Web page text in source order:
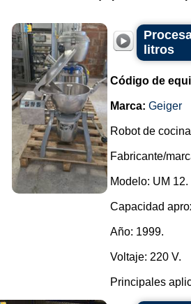
litros
Código de
Marca: Geiger
Robot de
Fabricante/
Modelo: UM 12.
Capacidad
Año: 1999.
Voltaje: 220 V.
Principales